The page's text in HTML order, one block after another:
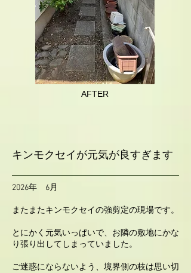
AFTER
キンモクセイが元気が良すぎます
2026年 6月
またまたキンモクセイの強剪定の現場です。
とにかく元気いっぱいで、お隣の敷地にかな
り張り出してしまっていました。
ご迷惑にならないよう、境界側の枝は思い切